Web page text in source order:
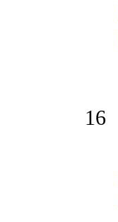
16